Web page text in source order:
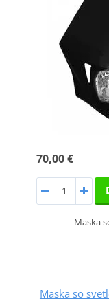
70,00 €
Maska
Maska so